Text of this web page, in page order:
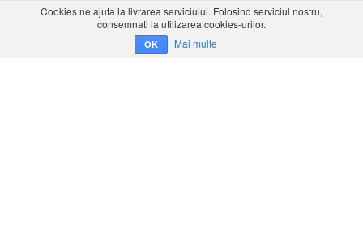
Cookies ne ajuta la livrarea serviciului. Folosind serviciul nostru,
consemnati la utilizarea cookies-urilor.
OK Mai multe